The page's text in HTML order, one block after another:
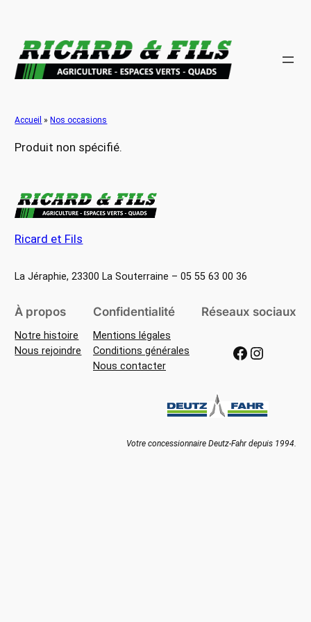
contenu
Accueil » Nos occasions
Produit non spécifié.
Ricard et Fils
La Jéraphie, 23300 La Souterraine – 05 55 63 00 36
À propos
Notre histoire
Nous rejoindre
Confidentialité
Mentions légales
Conditions générales
Nous contacter
Réseaux sociaux
Facebook Instagram
Votre concessionnaire Deutz-Fahr depuis 1994.